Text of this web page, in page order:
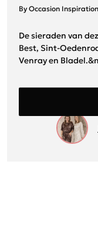
By Occasion
De sieraden van
Best, Sint-
Venray en